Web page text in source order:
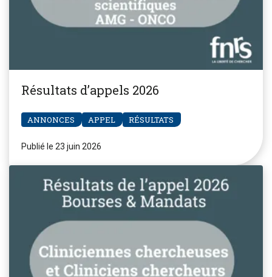
Résultats d’appels 2026
ANNONCES APPEL RÉSULTATS
Publié le 23 juin 2026